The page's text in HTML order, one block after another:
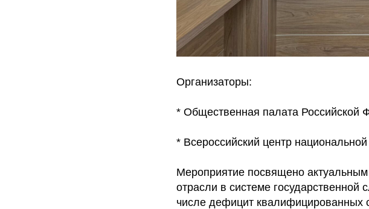
Организаторы:
* Общественная палата Российской
* Всероссийский центр
Мероприятие посвящено актуальным
отрасли в системе
числе дефицит квалифицированных